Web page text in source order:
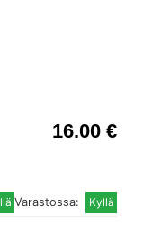
16.00 €
Varastossa: